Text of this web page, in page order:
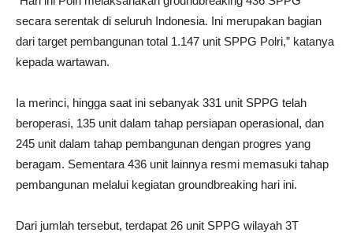
secara serentak di seluruh Indonesia. Ini merupakan bagian
dari target pembangunan total 1.147 unit SPPG Polri,” katanya
kepada wartawan.
Ia merinci, hingga saat ini sebanyak 331 unit SPPG telah
beroperasi, 135 unit dalam tahap persiapan operasional, dan
245 unit dalam tahap pembangunan dengan progres yang
beragam. Sementara 436 unit lainnya resmi memasuki tahap
pembangunan melalui kegiatan groundbreaking hari ini.
Dari jumlah tersebut, terdapat 26 unit SPPG wilayah 3T